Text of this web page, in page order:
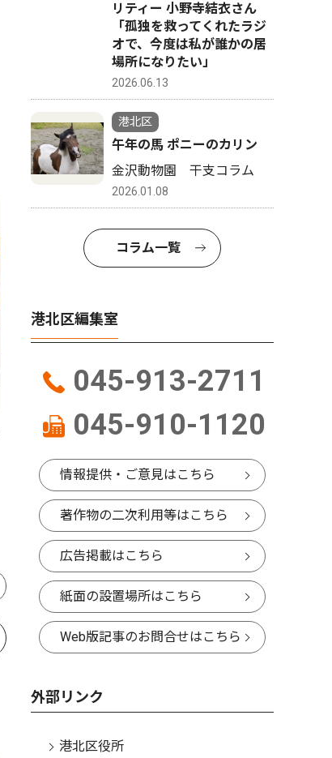
4
人物風土記
港北区 2026.08.06
文部科学省の留学支援制度で
12月からドイツへ渡り移民問
題を調査する 辻下 文香さ
ん 菊名在住 16歳
大倉山の
地域豊か
リティー 小野寺結衣さん
「孤独を救ってくれたラジ
オで、今度は私が誰かの居
場所になりたい」
2026.06.13
港北区
午年の馬 ポニーのカリン
金沢動物園 干支コラム
2026.01.08
コラム一覧
港北区編集室
045-913-2711
045-910-1120
情報提供・ご意見はこちら
著作物の二次利用等はこちら
広告掲載はこちら
紙面の設置場所はこちら
Web版記事のお問合せはこちら
外部リンク
港北区役所